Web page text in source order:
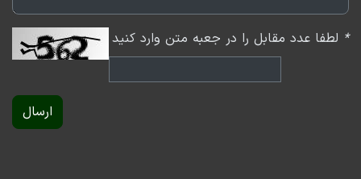
* لطفا عدد مقابل را در جعبه متن وارد کنید
ارسال